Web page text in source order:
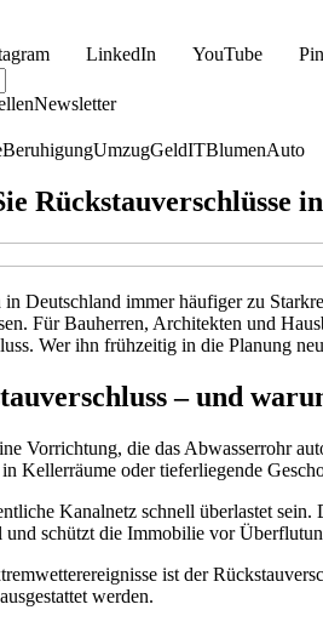
LinkedIn YouTube
Newsletter
BeruhigungUmzugGeldITBlumenAuto
Rückstauverschlüsse
Deutschland immer häufiger zu
Für Bauherren, Architekten und
Wer ihn frühzeitig in die Planung
– und
Vorrichtung, die das Abwasserrohr
Kellerräume oder tieferliegende
Kanalnetz schnell überlastet
schützt die Immobilie vor
ist der
werden.